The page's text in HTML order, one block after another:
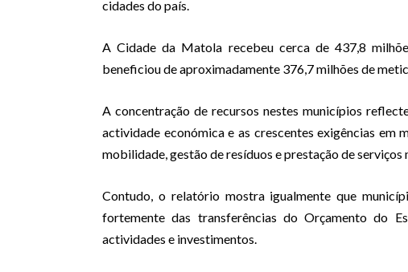
cidades do país.
A Cidade da Matola recebeu cerca de 437,8
beneficiou de aproximadamente 376,7 milhões de
A concentração de recursos nestes municípios
actividade económica e as crescentes exigências em
mobilidade, gestão de resíduos e prestação de serviços
Contudo, o relatório mostra igualmente que
fortemente das transferências do Orçamento do
actividades e investimentos.